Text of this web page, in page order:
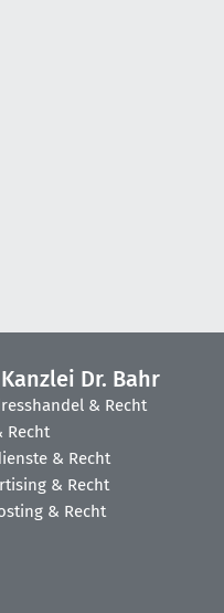
Dr. Bahr
& Recht
Recht
& Recht
& Recht
& Recht